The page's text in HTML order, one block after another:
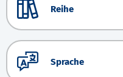
Reihe
Sprache